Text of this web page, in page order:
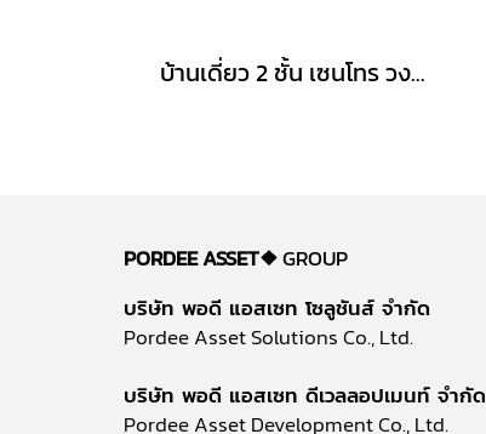
บ้านเดี่ยว 2 ชั้น เซนโทร วงแหวน-จตุโชติ (ขนาด 59 ตร.ว.) เดินทางง่าย ใกล้ทางด่วนนิดเดียว สามวาตะวันตก คลองสามวา กทม. : Centro Wongwaen-Chatuchot
PORDEE ASSET❖GROUP
บริษัท พอดี แอสเซท โซลูชันส์ จำกัด
Pordee Asset Solutions Co., Ltd.
บริษัท พอดี แอสเซท ดีเวลลอปเมนท์ จำกัด
Pordee Asset Development Co., Ltd.